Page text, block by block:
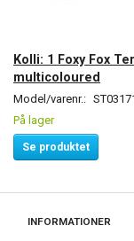
Kolli: 1 Foxy Fox
multicoloured
Model/varenr.:
På lager
Se produktet
INFORMATIONER